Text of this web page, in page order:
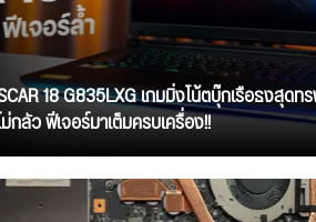
18 G835LXG เกมมิ่งโน้ตบุ๊กเรือธงสุด
ลัว ฟีเจอร์มาเต็มครบเครื่อง!!